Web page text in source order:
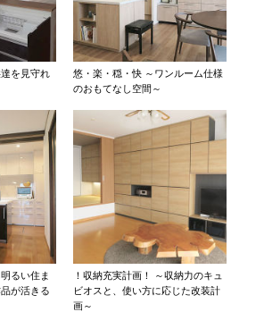
を見守れ
悠・楽・穏・快 ～ワンルーム仕様
のおもてなし空間～
るい住ま
が活きる
！収納充実計画！ ～収納力のキュ
ビオスと、使い方に応じた改装計
画～